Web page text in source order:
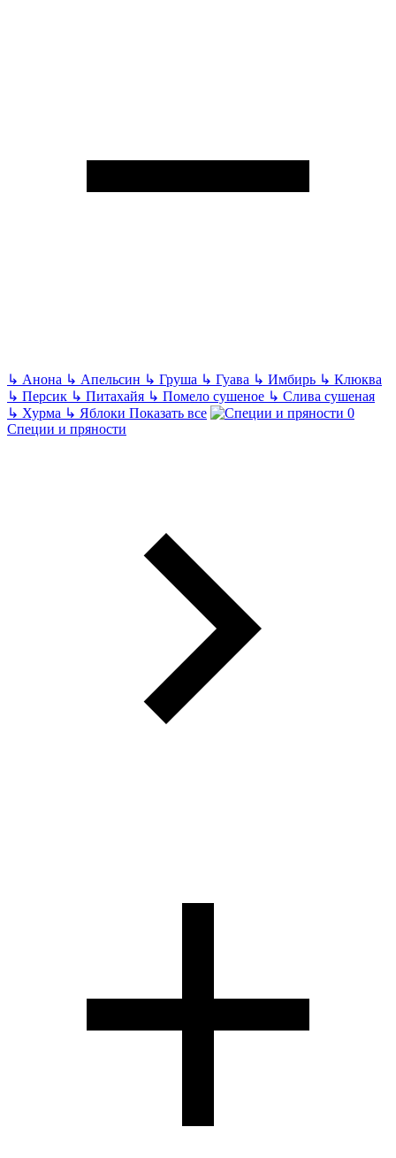
↳ Анона ↳ Апельсин ↳ Груша ↳ Гуава ↳ Имбирь ↳ Клюква
↳ Персик ↳ Питахайя ↳ Помело сушеное ↳ Слива сушеная
↳ Хурма ↳ Яблоки Показать все
Специи и пряности